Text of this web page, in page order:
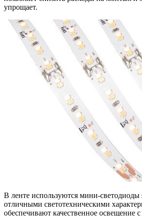
упрощает.
В ленте используются мини-светодиоды
отличными светотехническими
обеспечивают качественное освещение